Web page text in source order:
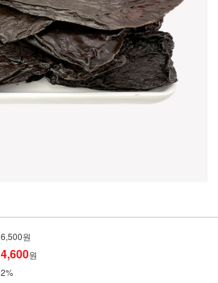
6,500원
4,600원
2%